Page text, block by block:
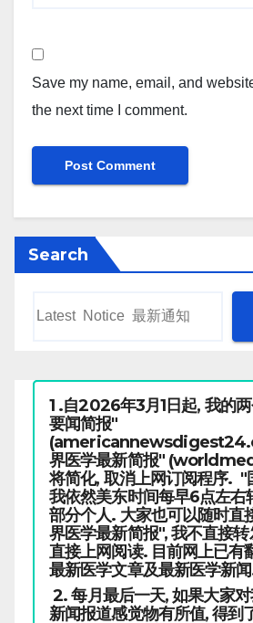
Save my name, email, and
the next time I comment.
Search
1 .自2026年3月1日起, 我的
要闻简报"
界医学最新简报"
将简化, 取消上网订阅程序. "
我依然美东时间每早6点左右
部分个人. 大家也可以随时直
界医学最新简报", 我不直接
直接上网阅读. 目前网上已有
最新医学文章及最新医学新
2. 每月最后一天, 如果大家
新闻报道感觉物有所值, 得到